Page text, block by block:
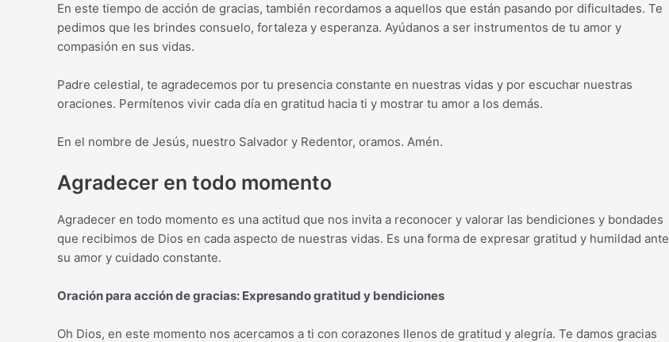
En este tiempo de acción de gracias, también recordamos a aquellos que están pasando por dificultades. Te
pedimos que les brindes consuelo, fortaleza y esperanza. Ayúdanos a ser instrumentos de tu amor y
compasión en sus vidas.
Padre celestial, te agradecemos por tu presencia constante en nuestras vidas y por escuchar nuestras
oraciones. Permítenos vivir cada día en gratitud hacia ti y mostrar tu amor a los demás.
En el nombre de Jesús, nuestro Salvador y Redentor, oramos. Amén.
Agradecer en todo momento
Agradecer en todo momento es una actitud que nos invita a reconocer y valorar las bendiciones y bondades
que recibimos de Dios en cada aspecto de nuestras vidas. Es una forma de expresar gratitud y humildad ante
su amor y cuidado constante.
Oración para acción de gracias: Expresando gratitud y bendiciones
Oh Dios, en este momento nos acercamos a ti con corazones llenos de gratitud y alegría. Te damos gracias